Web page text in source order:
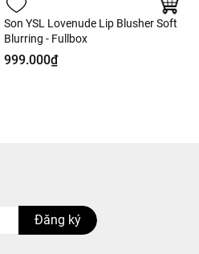
Son YSL Lovenude Lip Blusher Soft
Blurring - Fullbox
999.000₫
Đăng ký